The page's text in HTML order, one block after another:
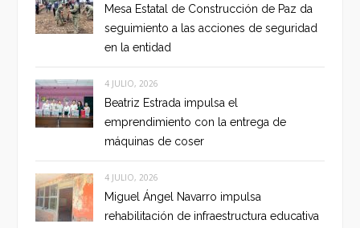
Mesa Estatal de Construcción de Paz da
seguimiento a las acciones de seguridad
en la entidad
4 JULIO, 2026
Beatriz Estrada impulsa el
emprendimiento con la entrega de
máquinas de coser
4 JULIO, 2026
Miguel Ángel Navarro impulsa
rehabilitación de infraestructura educativa